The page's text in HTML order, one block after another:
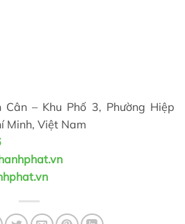
– Khu Phố 3, Phường Hiệp
Minh, Việt Nam